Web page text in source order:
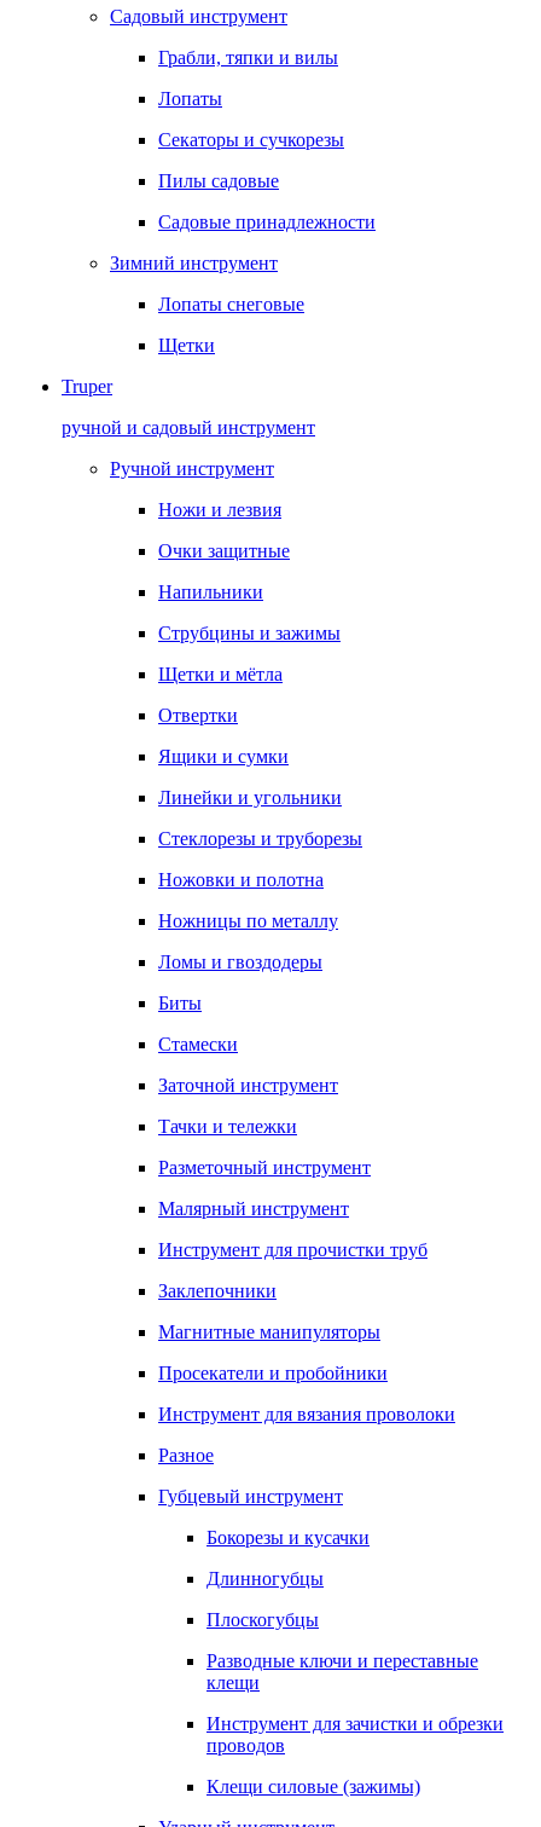
Садовый инструмент
Грабли, тяпки и вилы
Лопаты
Секаторы и сучкорезы
Пилы садовые
Садовые принадлежности
Зимний инструмент
Лопаты снеговые
Щетки
Truper
ручной и садовый инструмент
Ручной инструмент
Ножи и лезвия
Очки защитные
Напильники
Струбцины и зажимы
Щетки и мётла
Отвертки
Ящики и сумки
Линейки и угольники
Стеклорезы и труборезы
Ножовки и полотна
Ножницы по металлу
Ломы и гвоздодеры
Биты
Стамески
Заточной инструмент
Тачки и тележки
Разметочный инструмент
Малярный инструмент
Инструмент для прочистки труб
Заклепочники
Магнитные манипуляторы
Просекатели и пробойники
Инструмент для вязания проволоки
Разное
Губцевый инструмент
Бокорезы и кусачки
Длинногубцы
Плоскогубцы
Разводные ключи и переставные
клещи
Инструмент для зачистки и обрезки
проводов
Клещи силовые (зажимы)